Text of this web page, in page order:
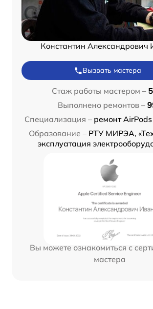
Константин Александрович
Вызвать мастера
Стаж работы мастером –
Выполнено ремонтов –
Специализация – ремонт
Образование – РТУ МИРЭА,
эксплуатация
Вы можете ознакомиться с
мастера